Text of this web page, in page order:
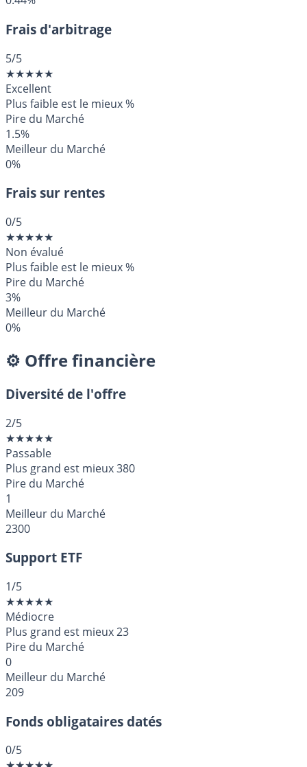
Frais d'arbitrage
5/5
★★★★★
Excellent
Plus faible est le mieux%
Pire du Marché
1.5%
Meilleur du Marché
0%
Frais sur rentes
0/5
★★★★★
Non évalué
Plus faible est le mieux%
Pire du Marché
3%
Meilleur du Marché
0%
⚙️ Offre financière
Diversité de l'offre
2/5
★★★★★
Passable
Plus grand est mieux380
Pire du Marché
1
Meilleur du Marché
2300
Support ETF
1/5
★★★★★
Médiocre
Plus grand est mieux23
Pire du Marché
0
Meilleur du Marché
209
Fonds obligataires datés
0/5